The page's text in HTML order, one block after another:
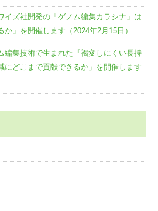
イズ社開発の「ゲノム編集カラシナ」は
」を開催します（2024年2月15日）
編集技術で生まれた『褐変しにくい長持
にどこまで貢献できるか」を開催します